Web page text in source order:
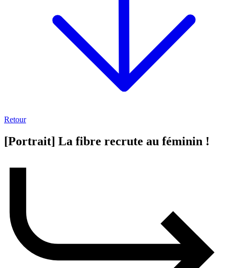
Retour
[Portrait] La fibre recrute au féminin !